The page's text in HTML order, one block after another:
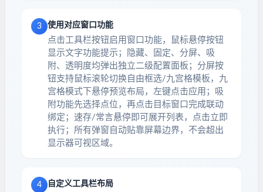
3 使用对应窗口功能
点击工具栏按钮启用窗口功能，鼠标悬停按钮
显示文字功能提示；隐藏、固定、分屏、吸
附、透明度均弹出独立二级配置面板；分屏按
钮支持鼠标滚轮切换自由框选/九宫格模板，九
宫格模式下悬停预览布局，左键点击应用；吸
附功能先选择点位，再点击目标窗口完成联动
绑定；速存/常言悬停即可展开列表，点击立即
执行；所有弹窗自动贴靠屏幕边界，不会超出
显示器可视区域。
4 自定义工具栏布局